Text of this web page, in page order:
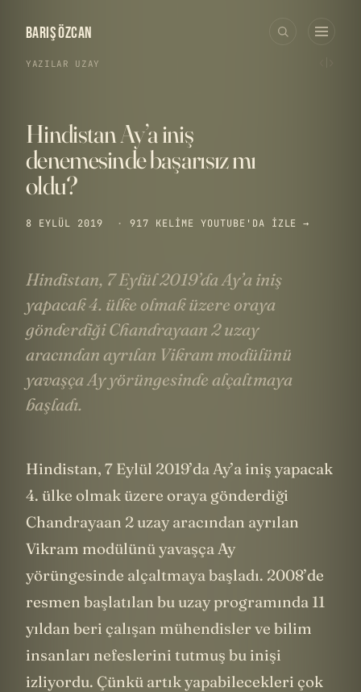
BARIŞ ÖZCAN
YAZILAR UZAY
Hindistan Ay’a iniş
denemesinde başarısız mı
oldu?
8 EYLÜL 2019 · 917 KELIME YOUTUBE'DA IZLE →
Hindistan, 7 Eylül 2019’da Ay’a iniş
yapacak 4. ülke olmak üzere oraya
gönderdiği Chandrayaan 2 uzay
aracından ayrılan Vikram modülünü
yavaşça Ay yörüngesinde alçaltmaya
başladı.
Hindistan, 7 Eylül 2019’da Ay’a iniş yapacak
4. ülke olmak üzere oraya gönderdiği
Chandrayaan 2 uzay aracından ayrılan
Vikram modülünü yavaşça Ay
yörüngesinde alçaltmaya başladı. 2008’de
resmen başlatılan bu uzay programında 11
yıldan beri çalışan mühendisler ve bilim
insanları nefeslerini tutmuş bu inişi
izliyordu. Çünkü artık yapabilecekleri çok